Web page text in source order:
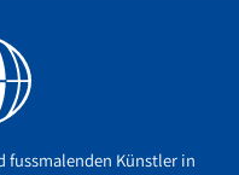
fussmalenden Künstler in